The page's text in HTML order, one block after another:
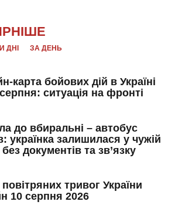
ДНІ ЗА ДЕНЬ
карта бойових дій в Україні
ситуація на фронті
до вбиральні – автобус
українка залишилася у чужій
без документів та зв’язку
тривог України
10 серпня 2026